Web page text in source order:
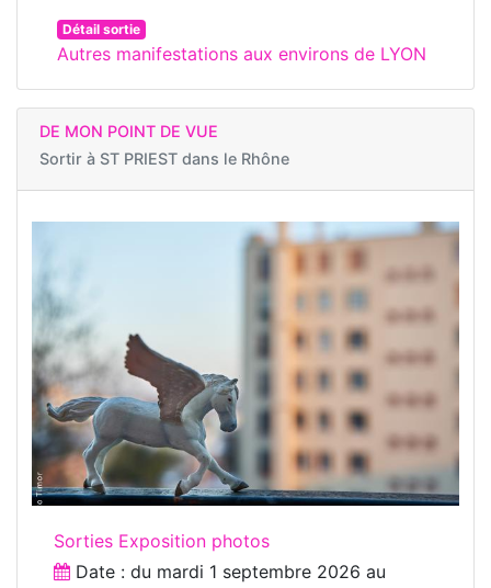
Détail sortie
Autres manifestations aux environs de LYON
DE MON POINT DE VUE
Sortir à ST PRIEST dans le Rhône
Sorties Exposition photos
Date : du mardi 1 septembre 2026 au